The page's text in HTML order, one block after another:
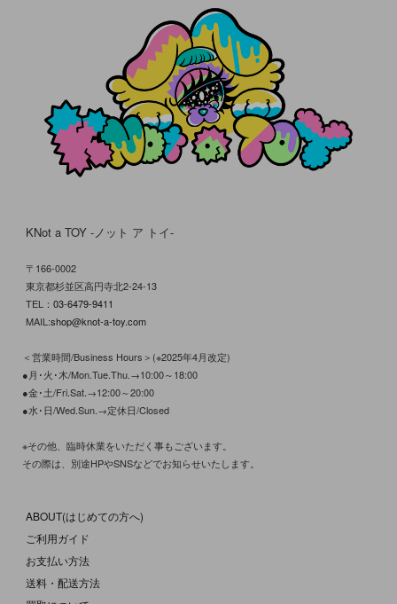
KNot a TOY -ノット ア トイ-
〒166-0002
東京都杉並区高円寺北2-24-13
TEL： 03-6479-9411
MAIL:shop@knot-a-toy.com
＜営業時間/Business Hours＞(※2025年4月改定)
●月･火･木/Mon.Tue.Thu.→10:00～18:00
●金･土/Fri.Sat.→12:00～20:00
●水･日/Wed.Sun.→定休日/Closed
※その他、臨時休業をいただく事もございます。
その際は、別途HPやSNSなどでお知らせいたします。
ABOUT(はじめての方へ)
ご利用ガイド
お支払い方法
送料・配送方法